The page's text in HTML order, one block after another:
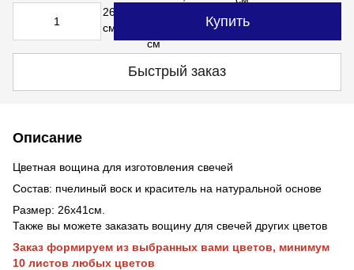
Купить
Быстрый заказ
Описание
Цветная вощина для изготовления свечей
Состав: пчелиный воск и краситель на натуральной основе
Размер: 26х41см.
Также вы можете заказать вощину для свечей других цветов
Заказ формируем из выбранных вами цветов, минимум
10 листов любых цветов